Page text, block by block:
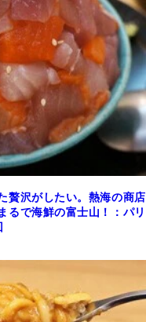
贅沢がしたい。熱海の商店
るで海鮮の富士山！：パリ